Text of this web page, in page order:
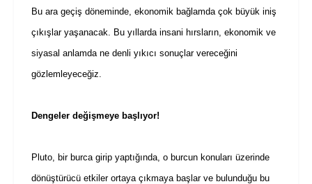
Bu ara geçiş döneminde, ekonomik bağlamda çok büyük iniş
çıkışlar yaşanacak. Bu yıllarda insani hırsların, ekonomik ve
siyasal anlamda ne denli yıkıcı sonuçlar vereceğini
gözlemleyeceğiz.
Dengeler değişmeye başlıyor!
Pluto, bir burca girip yaptığında, o burcun konuları üzerinde
dönüştürücü etkiler ortaya çıkmaya başlar ve bulunduğu bu